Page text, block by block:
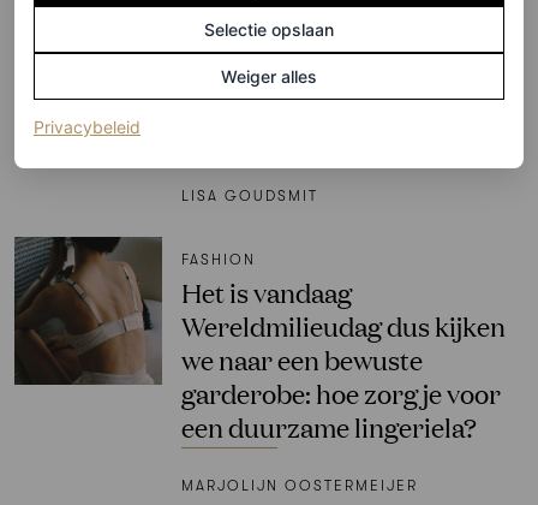
‘De bodysuit of bodystocking
is de enige zichtbare
ondergoedtrend die ik aan
LISA GOUDSMIT
FASHION
Het is vandaag
Wereldmilieudag dus kijken
we naar een bewuste
garderobe: hoe zorg je voor
een duurzame lingeriela?
MARJOLIJN OOSTERMEIJER
Selectie opslaan
Weiger alles
Privacybeleid